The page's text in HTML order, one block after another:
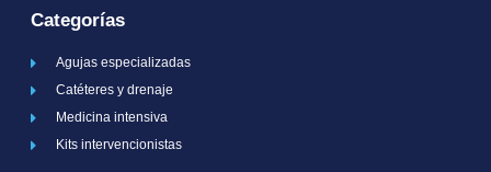
Categorías
Agujas especializadas
Catéteres y drenaje
Medicina intensiva
Kits intervencionistas